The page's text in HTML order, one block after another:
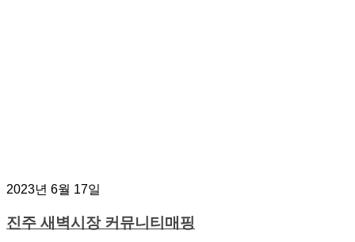
2023년 6월 17일
진주 새벽시장 커뮤니티매핑